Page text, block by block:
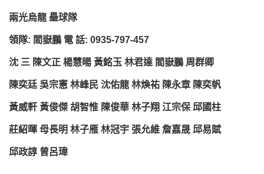
兩光烏龍 壘球隊
領隊: 閻嶽鵬 電 話: 0935-797-457
沈 三 陳文正 楊慧暘 黃銘玉 林君達 閻嶽鵬 周群卿
陳奕廷 吳宗憲 林峰民 沈佑龍 林煥祐 陳永章 陳奕帆
黃威軒 黃俊傑 胡智惟 陳俊華 林子翔 江宗保 邱國柱
莊紹暉 母長明 林子雁 林冠宇 張允維 詹嘉晟 邱易賦
邱政諄 曾呂瑋